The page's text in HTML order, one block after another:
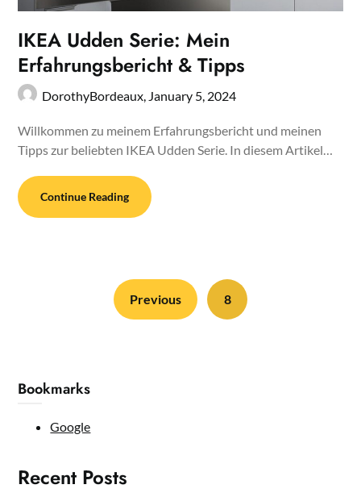
IKEA Udden Serie: Mein
Erfahrungsbericht & Tipps
DorothyBordeaux, January 5, 2024
Willkommen zu meinem Erfahrungsbericht und meinen
Tipps zur beliebten IKEA Udden Serie. In diesem Artikel…
Continue Reading
Previous 8
Bookmarks
Google
Recent Posts